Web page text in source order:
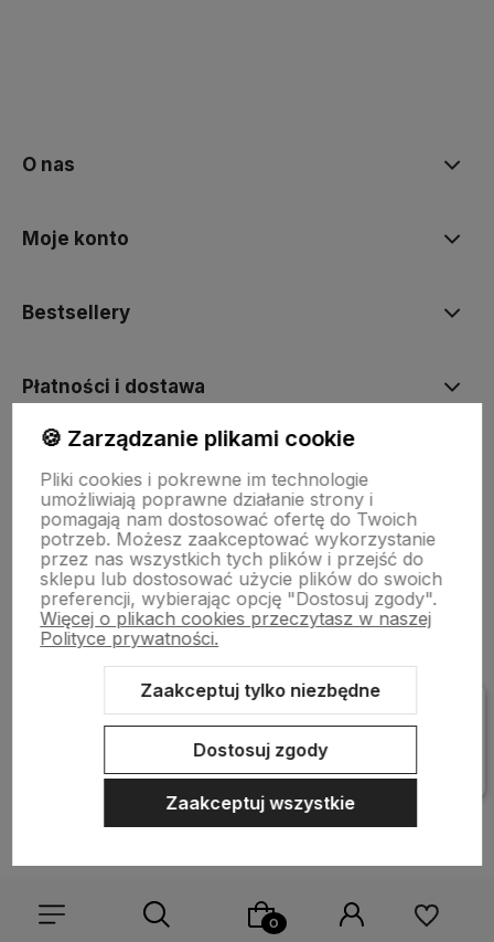
O nas
Moje konto
Bestsellery
Płatności i dostawa
Pomoc
Sklep internetowy Shoper Premium
Szablon Shoper Modern 3.0™
🍪 Zarządzanie plikami cookie
Pliki cookies i pokrewne im technologie
umożliwiają poprawne działanie strony i
pomagają nam dostosować ofertę do Twoich
potrzeb. Możesz zaakceptować wykorzystanie
przez nas wszystkich tych plików i przejść do
sklepu lub dostosować użycie plików do swoich
preferencji, wybierając opcję "Dostosuj zgody".
Więcej o plikach cookies przeczytasz w naszej
Polityce prywatności.
Zaakceptuj tylko niezbędne
Dostosuj zgody
Zaakceptuj wszystkie